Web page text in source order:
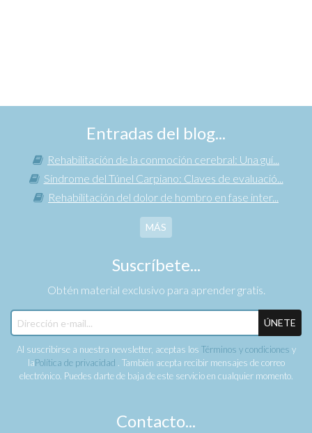
Entradas del blog...
Rehabilitación de la conmoción cerebral: Una guí...
Síndrome del Túnel Carpiano: Claves de evaluació...
Rehabilitación del dolor de hombro en fase inter...
MÁS
Suscríbete...
Obtén material exclusivo para aprender gratis.
ÚNETE
Al suscribirse a nuestra newsletter, aceptas los Términos y condiciones y
laPolítica de privacidad . También acepta recibir mensajes de correo
electrónico. Puedes darte de baja de este servicio en cualquier momento.
Contacto...